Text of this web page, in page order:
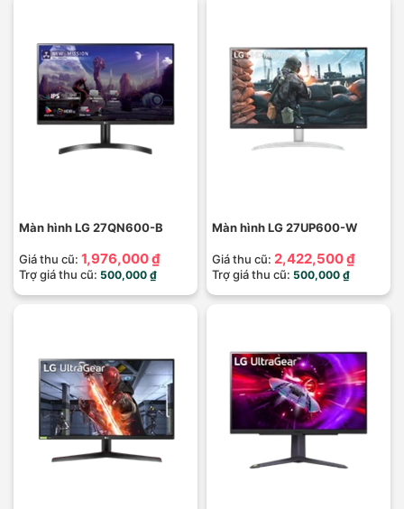
Màn hình LG 27QN600-B
Giá thu cũ: 1,976,000 ₫
Trợ giá thu cũ: 500,000 ₫
Màn hình LG 27UP600-W
Giá thu cũ: 2,422,500 ₫
Trợ giá thu cũ: 500,000 ₫